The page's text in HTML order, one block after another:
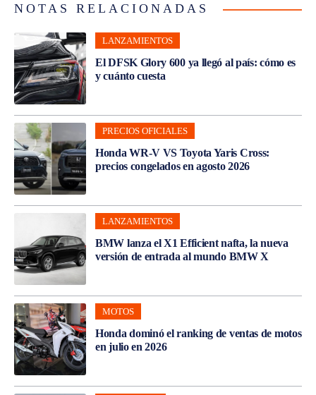
NOTAS RELACIONADAS
LANZAMIENTOS
El DFSK Glory 600 ya llegó al país: cómo es
y cuánto cuesta
PRECIOS OFICIALES
Honda WR-V VS Toyota Yaris Cross:
precios congelados en agosto 2026
LANZAMIENTOS
BMW lanza el X1 Efficient nafta, la nueva
versión de entrada al mundo BMW X
MOTOS
Honda dominó el ranking de ventas de motos
en julio en 2026